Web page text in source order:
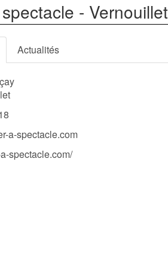
- Vernouillet
Actualités
a-spectacle.com
spectacle.com/